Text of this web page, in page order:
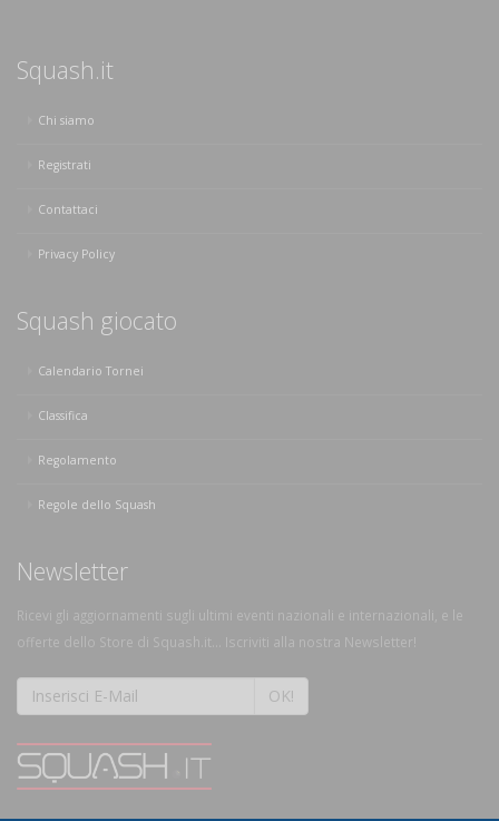
Squash.it
Chi siamo
Registrati
Contattaci
Privacy Policy
Squash giocato
Calendario Tornei
Classifica
Regolamento
Regole dello Squash
Newsletter
Ricevi gli aggiornamenti sugli ultimi eventi nazionali e internazionali, e le
offerte dello Store di Squash.it... Iscriviti alla nostra Newsletter!
OK!